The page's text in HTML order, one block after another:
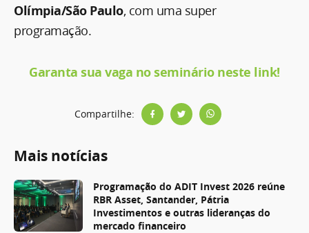
Olímpia/São Paulo, com uma super
programação.
Garanta sua vaga no seminário neste link!
Compartilhe:
Mais notícias
Programação do ADIT Invest 2026 reúne
RBR Asset, Santander, Pátria
Investimentos e outras lideranças do
mercado financeiro